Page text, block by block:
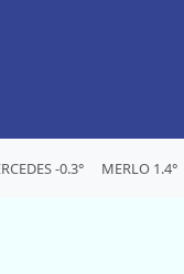
-0.3° MERLO 1.4°